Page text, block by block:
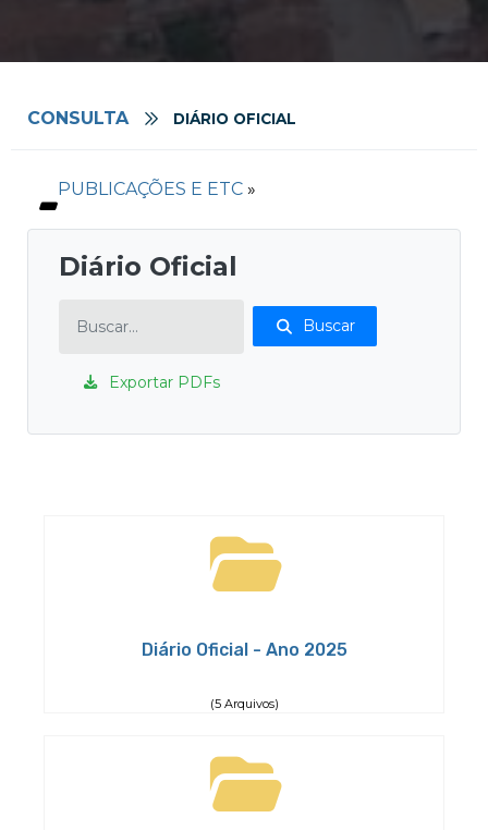
CONSULTA DIÁRIO OFICIAL
PUBLICAÇÕES E ETC »
Diário Oficial
Buscar
Exportar PDFs
Diário Oficial - Ano 2025
(5 Arquivos)